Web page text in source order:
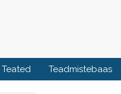
Teated Teadmistebaas